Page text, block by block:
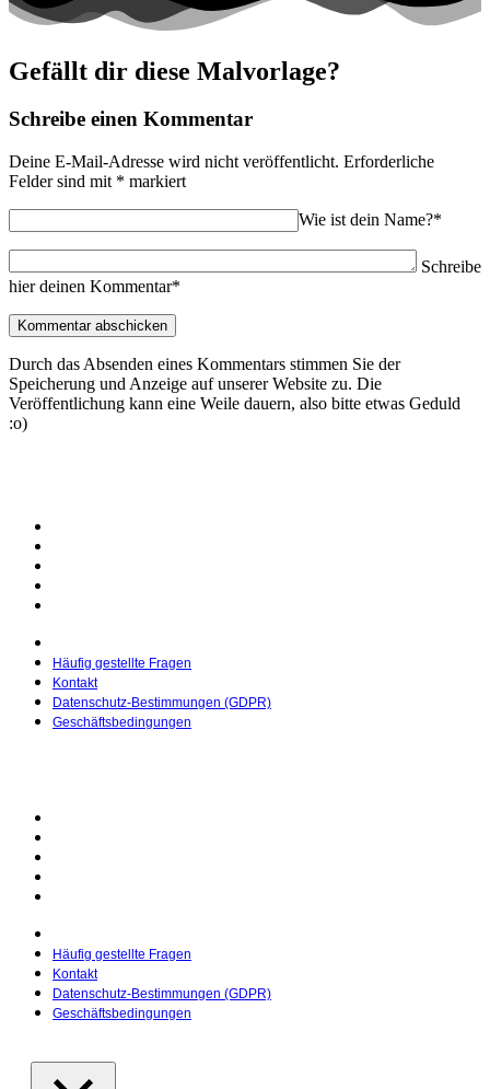
Gefällt dir diese Malvorlage?
Schreibe einen Kommentar
Deine E-Mail-Adresse wird nicht veröffentlicht. Erforderliche
Felder sind mit * markiert
Wie ist dein Name?*
Schreibe
hier deinen Kommentar*
Durch das Absenden eines Kommentars stimmen Sie der
Speicherung und Anzeige auf unserer Website zu. Die
Veröffentlichung kann eine Weile dauern, also bitte etwas Geduld
:o)
Häufig gestellte Fragen
Kontakt
Datenschutz-Bestimmungen (GDPR)
Geschäftsbedingungen
Häufig gestellte Fragen
Kontakt
Datenschutz-Bestimmungen (GDPR)
Geschäftsbedingungen